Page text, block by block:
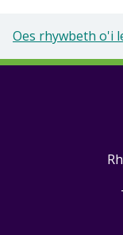
Oes rhywbeth o'i